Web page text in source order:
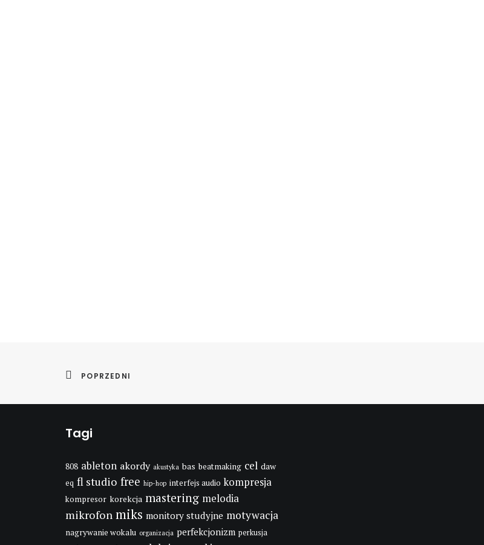
POPRZEDNI
Tagi
808 ableton akordy akustyka bas beatmaking cel daw
eq fl studio free hip-hop interfejs audio kompresja
kompresor korekcja mastering melodia
mikrofon miks monitory studyjne motywacja
nagrywanie wokalu organizacja perfekcjonizm perkusja